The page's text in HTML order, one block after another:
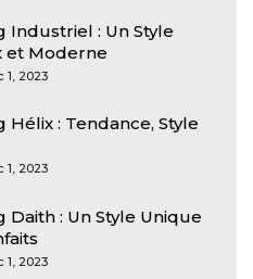
Industriel : Un Style
et Moderne
1, 2023
Hélix : Tendance, Style
1, 2023
Daith : Un Style Unique
1, 2023